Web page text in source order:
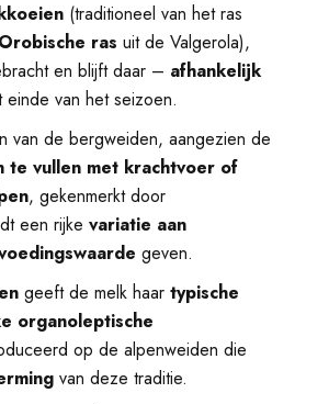
(traditioneel van het ras
ras uit de Valgerola),
en blijft daar – afhankelijk
van het seizoen.
van de bergweiden, aangezien de
te vullen met krachtvoer of
, gekenmerkt door
een rijke variatie aan
geven.
geeft de melk haar typische
organoleptische
op de alpenweiden die
van deze traditie.